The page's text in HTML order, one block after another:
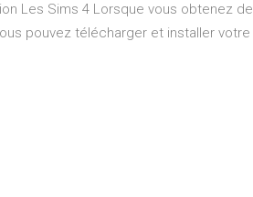
Les Sims 4 Lorsque vous obtenez de
pouvez télécharger et installer votre